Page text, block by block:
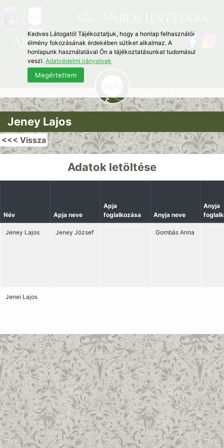
Archivum Vaciense
Jeney Lajos
<<< Vissza
Adatok letöltése
Név Apja neve
Apja
foglalkozása
Anyja neve
Anyja
Jeney Lajos Jeney József Gombás Anna
Jenei Lajos
Kedves Látogató! Tájékoztatjuk, hogy a honlap felhasználói
élmény fokozásának érdekében sütiket alkalmaz. A
honlapunk használatával Ön a tájékoztatásunkat tudomásul
veszi. Adatvédelmi irányelvek
Megértettem